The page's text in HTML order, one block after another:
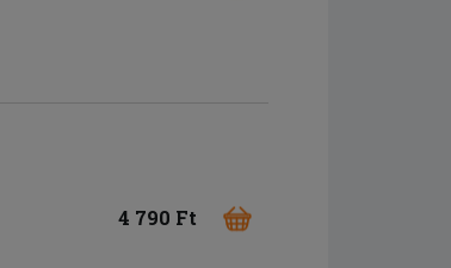
4 790 Ft